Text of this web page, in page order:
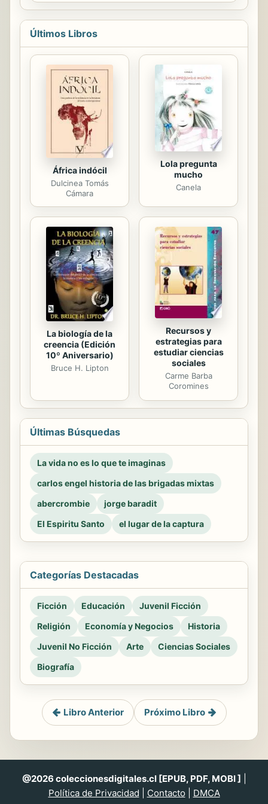
as possible. Therefore, you will see
the original copyright references,
works have been housed in our most
important libraries around the world),
and other notations in the work. This
work is in the public domain in the
United States of America, and
possibly other nations. Within the
United States, you may freely copy
and distribute...
Últimos Libros
África indócil
Dulcinea Tomás
Cámara
Lola pregunta
mucho
Canela
La biología de la
creencia (Edición
10º Aniversario)
Bruce H. Lipton
Recursos y
estrategias para
estudiar ciencias
sociales
Carme Barba
Coromines
Últimas Búsquedas
La vida no es lo que te imaginas
carlos engel historia de las brigadas mixtas
abercrombie
jorge baradit
El Espiritu Santo
el lugar de la captura
Categorías Destacadas
Ficción Educación
Juvenil Ficción
Religión
Economía y Negocios
Historia
Juvenil No Ficción
Arte
Ciencias Sociales
Biografía
Libro Anterior Próximo Libro
@2026 coleccionesdigitales.cl [EPUB, PDF, MOBI ]
Política de Privacidad
Contacto DMCA